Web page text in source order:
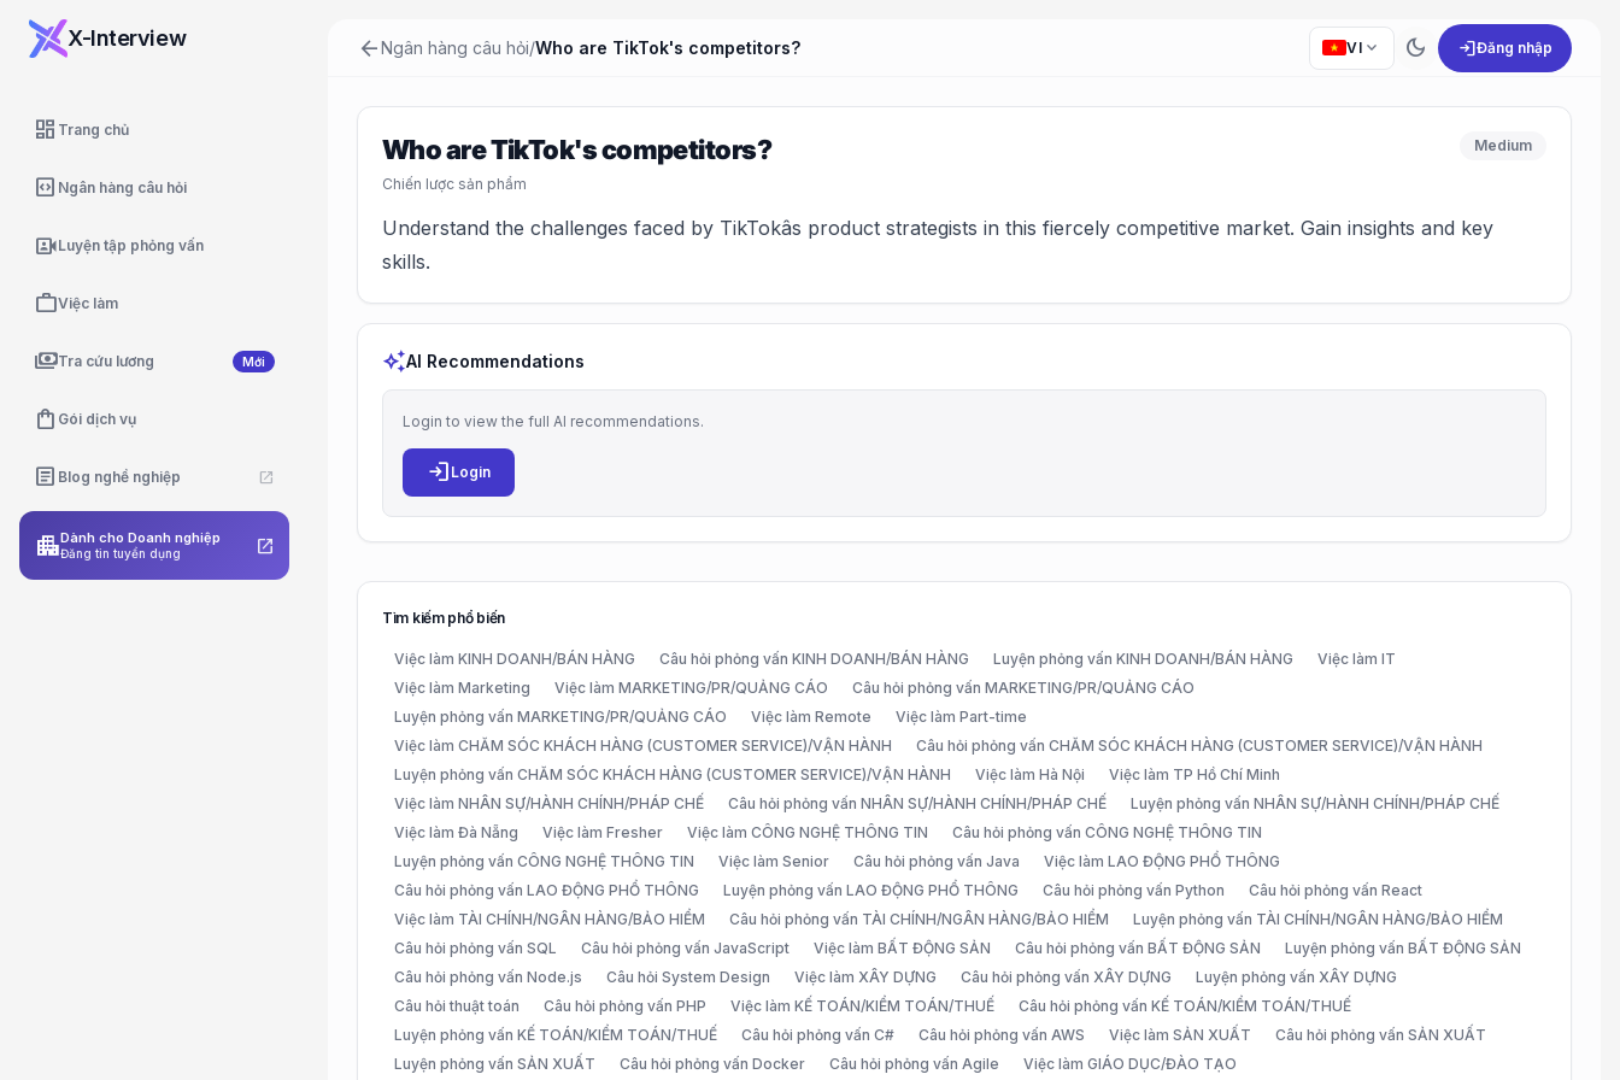
X-Interview
dashboard Trang chủ
code_blocks Ngân hàng câu hỏi
video_camera_frontLuyện tập phỏng vấn
workViệc làm
paymentsTra cứu lương Mới
shopping_bag Gói dịch vụ
article Blog nghề nghiệp open_in_new
apartmentDành cho Doanh nghiệp
Đăng tin tuyển dụng open_in_new
arrow_backNgân hàng câu hỏi/Who are TikTok's competitors? VI expand_more dark_mode loginĐăng nhập
Who are TikTok's competitors?
Chiến lược sản phẩm
Medium
Understand the challenges faced by TikTokâs product strategists in this fiercely competitive market. Gain insights and key
skills.
auto_awesomeAI Recommendations
Login to view the full AI recommendations.
login Login
Tìm kiếm phổ biến
Việc làm KINH DOANH/BÁN HÀNG Câu hỏi phỏng vấn KINH DOANH/BÁN HÀNG Luyện phỏng vấn KINH DOANH/BÁN HÀNG
Việc làm IT
Việc làm Marketing
Việc làm MARKETING/PR/QUẢNG CÁO
Câu hỏi phỏng vấn MARKETING/PR/QUẢNG CÁO
Luyện phỏng vấn MARKETING/PR/QUẢNG CÁO
Việc làm Remote
Việc làm Part-time
Việc làm CHĂM SÓC KHÁCH HÀNG (CUSTOMER SERVICE)/VẬN HÀNH
Câu hỏi phỏng vấn CHĂM SÓC KHÁCH HÀNG (CUSTOMER SERVICE)/VẬN HÀNH
Luyện phỏng vấn CHĂM SÓC KHÁCH HÀNG (CUSTOMER SERVICE)/VẬN HÀNH
Việc làm Hà Nội
Việc làm TP Hồ Chí Minh
Việc làm NHÂN SỰ/HÀNH CHÍNH/PHÁP CHẾ
Câu hỏi phỏng vấn NHÂN SỰ/HÀNH CHÍNH/PHÁP CHẾ
Luyện phỏng vấn NHÂN SỰ/HÀNH CHÍNH/PHÁP CHẾ
Việc làm Đà Nẵng
Việc làm Fresher Việc làm CÔNG NGHỆ THÔNG TIN
Câu hỏi phỏng vấn CÔNG NGHỆ THÔNG TIN
Luyện phỏng vấn CÔNG NGHỆ THÔNG TIN
Việc làm Senior Câu hỏi phỏng vấn Java
Việc làm LAO ĐỘNG PHỔ THÔNG
Câu hỏi phỏng vấn LAO ĐỘNG PHỔ THÔNG
Luyện phỏng vấn LAO ĐỘNG PHỔ THÔNG Câu hỏi phỏng vấn Python
Câu hỏi phỏng vấn React
Việc làm TÀI CHÍNH/NGÂN HÀNG/BẢO HIỂM
Câu hỏi phỏng vấn TÀI CHÍNH/NGÂN HÀNG/BẢO HIỂM
Luyện phỏng vấn TÀI CHÍNH/NGÂN HÀNG/BẢO HIỂM
Câu hỏi phỏng vấn SQL
Câu hỏi phỏng vấn JavaScript Việc làm BẤT ĐỘNG SẢN Câu hỏi phỏng vấn BẤT ĐỘNG SẢN
Luyện phỏng vấn BẤT ĐỘNG SẢN
Câu hỏi phỏng vấn Node.js
Câu hỏi System Design Việc làm XÂY DỰNG Câu hỏi phỏng vấn XÂY DỰNG
Luyện phỏng vấn XÂY DỰNG
Câu hỏi thuật toán
Câu hỏi phỏng vấn PHP Việc làm KẾ TOÁN/KIỂM TOÁN/THUẾ
Câu hỏi phỏng vấn KẾ TOÁN/KIỂM TOÁN/THUẾ
Luyện phỏng vấn KẾ TOÁN/KIỂM TOÁN/THUẾ
Câu hỏi phỏng vấn C# Câu hỏi phỏng vấn AWS Việc làm SẢN XUẤT
Câu hỏi phỏng vấn SẢN XUẤT
Luyện phỏng vấn SẢN XUẤT
Câu hỏi phỏng vấn Docker Câu hỏi phỏng vấn Agile Việc làm GIÁO DỤC/ĐÀO TẠO